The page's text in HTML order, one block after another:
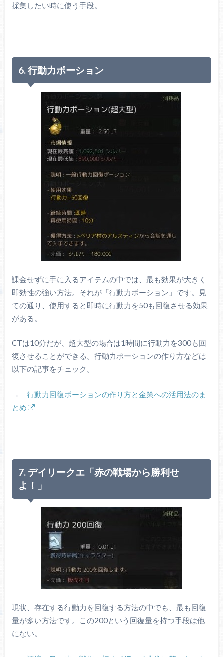
採集したい時に使う手段。
6. 行動力ポーション
課金せずに手に入るアイテムの中では、最も効果が大きく
即効性の強い方法。それが「行動力ポーション」です。見
ての通り、使用すると即時に行動力を50も回復させる効果
がある。
CTは10分だが、超大型の場合は1時間に行動力を300も回
復させることができる。行動力ポーションの作り方などは
以下の記事をチェック。
→ 行動力回復ポーションの作り方と金策への活用法のま
とめ
7. デイリークエ「赤の戦場から勝利せ
よ！」
現状、存在する行動力を回復する方法の中でも、最も回復
量が多い方法です。この200という回復量を持つ手段は他
にない。